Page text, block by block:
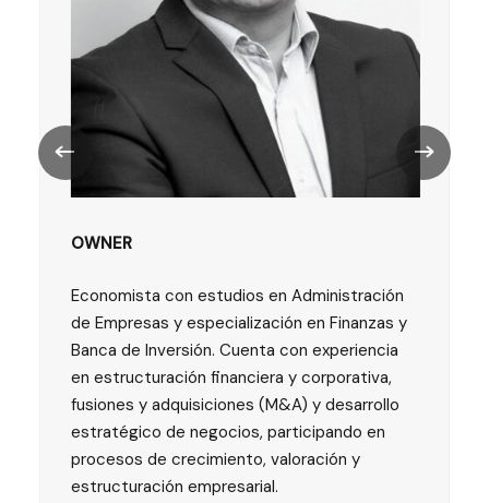
OWNER
Economista con estudios en Administración
de Empresas y especialización en Finanzas y
Banca de Inversión. Cuenta con experiencia
en estructuración financiera y corporativa,
fusiones y adquisiciones (M&A) y desarrollo
estratégico de negocios, participando en
procesos de crecimiento, valoración y
estructuración empresarial.